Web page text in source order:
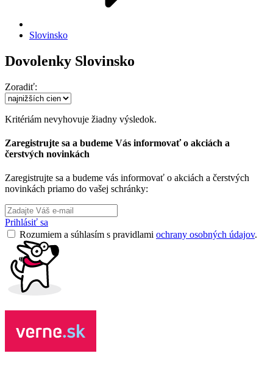
Slovinsko
Dovolenky Slovinsko
Zoradiť:
Kritériám nevyhovuje žiadny výsledok.
Zaregistrujte sa a budeme Vás informovať o akciách a
čerstvých novinkách
Zaregistrujte sa a budeme vás informovať o akciách a čerstvých
novinkách priamo do vašej schránky:
Prihlásiť sa
Rozumiem a súhlasím s pravidlami ochrany osobných údajov.